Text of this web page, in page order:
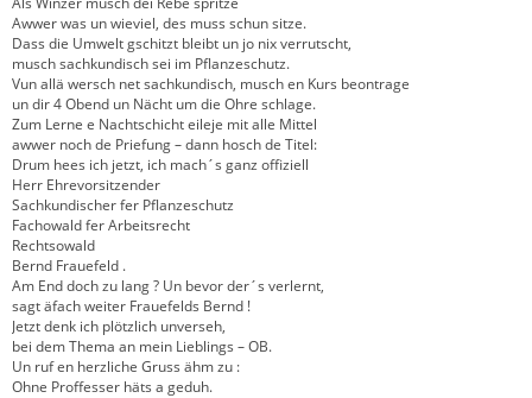
Awwer was un wieviel, des muss schun sitze.
Dass die Umwelt gschitzt bleibt un jo nix verrutscht,
musch sachkundisch sei im Pflanzeschutz.
Vun allä wersch net sachkundisch, musch en Kurs beontrage
un dir 4 Obend un Nächt um die Ohre schlage.
Zum Lerne e Nachtschicht eileje mit alle Mittel
awwer noch de Priefung – dann hosch de Titel:
Drum hees ich jetzt, ich mach´s ganz offiziell
Herr Ehrevorsitzender
Sachkundischer fer Pflanzeschutz
Fachowald fer Arbeitsrecht
Rechtsowald
Bernd Frauefeld .
Am End doch zu lang ? Un bevor der´s verlernt,
sagt äfach weiter Frauefelds Bernd !
Jetzt denk ich plötzlich unverseh,
bei dem Thema an mein Lieblings – OB.
Un ruf en herzliche Gruss ähm zu :
Ohne Proffesser häts a geduh.